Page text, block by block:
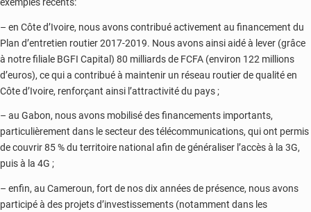
exemples récents:
– en Côte d’Ivoire, nous avons contribué activement au financement du
Plan d’entretien routier 2017-2019. Nous avons ainsi aidé à lever (grâce
à notre filiale BGFI Capital) 80 milliards de FCFA (environ 122 millions
d’euros), ce qui a contribué à maintenir un réseau routier de qualité en
Côte d’Ivoire, renforçant ainsi l’attractivité du pays ;
– au Gabon, nous avons mobilisé des financements importants,
particulièrement dans le secteur des télécommunications, qui ont permis
de couvrir 85 % du territoire national afin de généraliser l’accès à la 3G,
puis à la 4G ;
– enfin, au Cameroun, fort de nos dix années de présence, nous avons
participé à des projets d’investissements (notamment dans les